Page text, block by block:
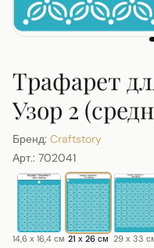
Трафарет
Узор 2
Бренд: Craftstory
Арт.: 702041
14,6 х 16,4 см 21 х 26 см 29 х 33